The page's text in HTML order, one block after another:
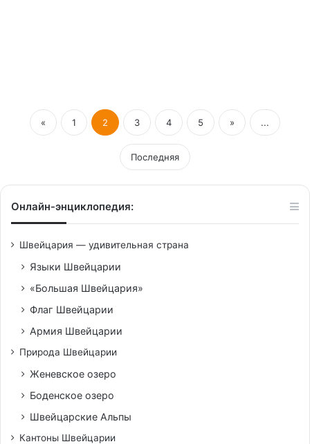
« 1 2 3 4 5 » ...
Последняя
Онлайн-энциклопедия:
Швейцария — удивительная страна
Языки Швейцарии
«Большая Швейцария»
Флаг Швейцарии
Армия Швейцарии
Природа Швейцарии
Женевское озеро
Боденское озеро
Швейцарские Альпы
Кантоны Швейцарии